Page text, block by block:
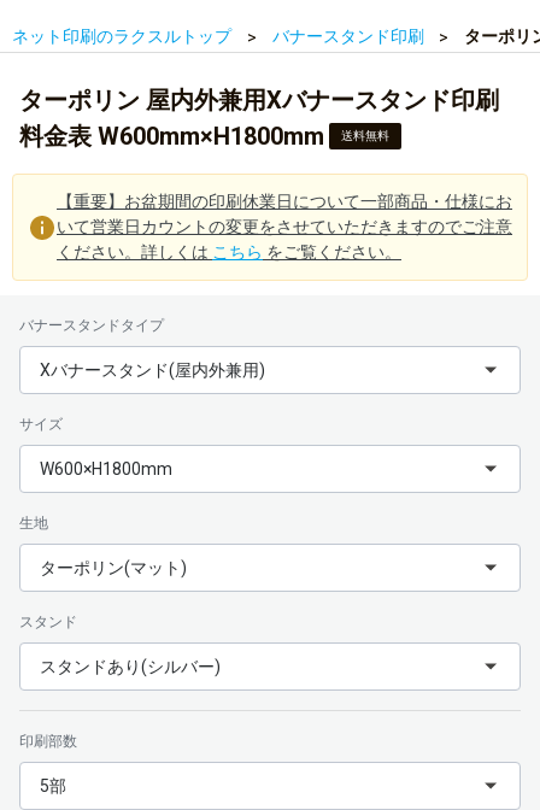
ネット印刷のラクスルトップ バナースタンド印刷 ターポリ
ターポリン 屋内外兼用Xバナースタンド印刷
料金表 W600mm×H1800mm
送料無料
【重要】お盆期間の印刷休業日について一部商品・仕様にお
いて営業日カウントの変更をさせていただきますのでご注意
ください。詳しくは こちら をご覧ください。
バナースタンドタイプ
Xバナースタンド(屋内外兼用)
サイズ
W600×H1800mm
生地
ターポリン(マット)
スタンド
スタンドあり(シルバー)
印刷部数
5部